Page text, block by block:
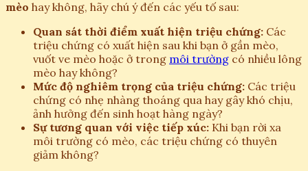
mèo hay không, hãy chú ý đến các yếu tố sau:
Quan sát thời điểm xuất hiện triệu chứng: Các
triệu chứng có xuất hiện sau khi bạn ở gần mèo,
vuốt ve mèo hoặc ở trong môi trường có nhiều lông
mèo hay không?
Mức độ nghiêm trọng của triệu chứng: Các triệu
chứng có nhẹ nhàng thoáng qua hay gây khó chịu,
ảnh hưởng đến sinh hoạt hàng ngày?
Sự tương quan với việc tiếp xúc: Khi bạn rời xa
môi trường có mèo, các triệu chứng có thuyên
giảm không?